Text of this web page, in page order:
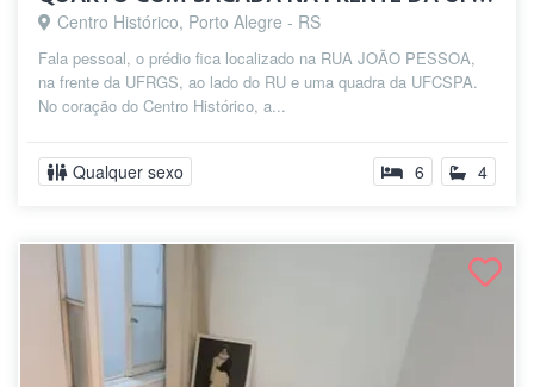
Centro Histórico, Porto Alegre - RS
Fala pessoal, o prédio fica localizado na RUA JOÃO PESSOA,
na frente da UFRGS, ao lado do RU e uma quadra da UFCSPA.
No coração do Centro Histórico, a...
Qualquer sexo 6 4